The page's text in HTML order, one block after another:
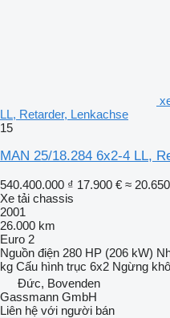
LL, Retarder, Lenkachse
15
MAN 25/18.284 6x2-4 LL,
540.400.000 ₫ 17.900 € ≈
Xe tải chassis
2001
26.000 km
Euro 2
Nguồn điện 280 HP (206 kW)
kg Cấu hình trục 6x2 Ngừng
Đức, Bovenden
Gassmann GmbH
Liên hệ với người bán